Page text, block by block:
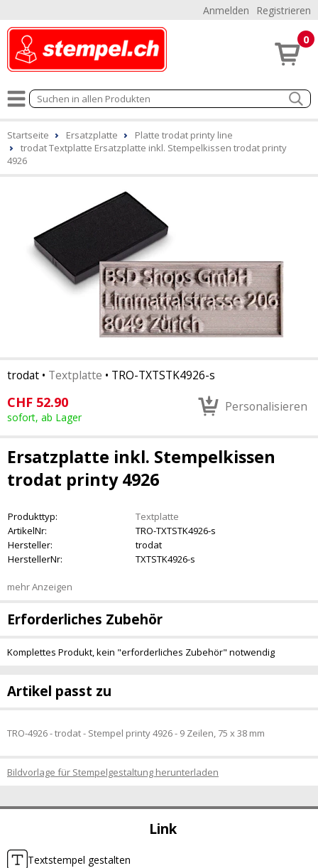
Anmelden Registrieren
0
Link
Textstempel gestalten
Startseite Ersatzplatte
Platte trodat printy line
trodat Textplatte Ersatzplatte inkl. Stempelkissen trodat printy
4926
trodat • Textplatte • TRO-TXTSTK4926-s
CHF 52.90
sofort, ab Lager
Personalisieren
Ersatzplatte inkl. Stempelkissen
trodat printy 4926
Produkttyp:
Textplatte
ArtikelNr:
TRO-TXTSTK4926-s
Hersteller:
trodat
HerstellerNr:
TXTSTK4926-s
mehr Anzeigen
Erforderliches Zubehör
Komplettes Produkt, kein "erforderliches Zubehör" notwendig
Artikel passt zu
TRO-4926 - trodat - Stempel printy 4926 - 9 Zeilen, 75 x 38 mm
Bildvorlage für Stempelgestaltung herunterladen